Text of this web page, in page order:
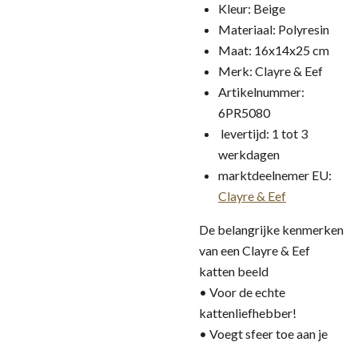
Kleur: Beige
Materiaal: Polyresin
Maat: 16x14x25 cm
Merk: Clayre & Eef
Artikelnummer:
6PR5080
levertijd: 1 tot 3
werkdagen
marktdeelnemer EU:
Clayre & Eef
De belangrijke kenmerken
van een Clayre & Eef
katten beeld
• Voor de echte
kattenliefhebber!
• Voegt sfeer toe aan je